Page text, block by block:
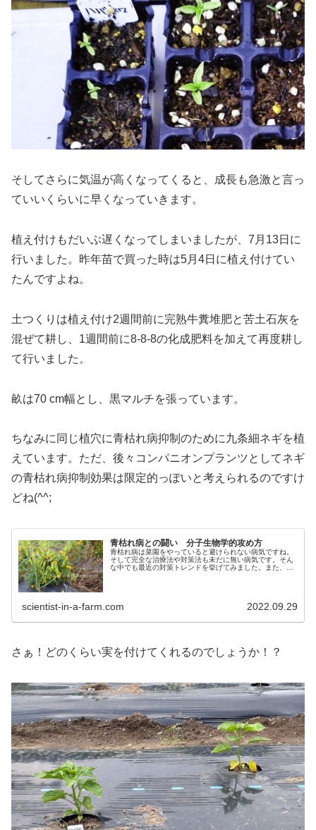
そしてさらに気温が高くなってくると、成長も急激と言っ
ていいくらいに早くなっていきます。
植え付けもだいぶ遅くなってしまいましたが、7月13日に
行いました。昨年苗で買った時は5月4日に植え付けてい
たんですよね。
土つくりは植え付け2週間前に完熟牛糞堆肥と苦土石灰を
混ぜて耕し、1週間前に8-8-8の化成肥料を加えて再度耕し
て行いました。
畝は70 cm幅とし、黒マルチを張っています。
ちなみに同じ植穴に青枯れ病抑制のために九条細ネギを植
えています。ただ、後々コンパニオンプランツとしてネギ
の青枯れ病抑制効果は限定的っぽいと考えられるのですけ
どね(^^;
青枯れ病との闘い 分子生物学的攻め方
青枯れ病は菜園をやっていると避けられない病気ですね。
そして完全な治療法や対策法も未だに無い病気です。そん
な中でも最近の対策トレンドを挙げてみました。また、そ
scientist-in-a-farm.com 2022.09.29
さぁ！どのくらい実を付けてくれるのでしょうか！？